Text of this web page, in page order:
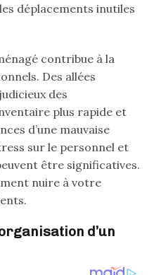
déplacements inutiles
contribue à la
Des allées
des
plus rapide et
d’une mauvaise
sur le personnel et
être significatives.
nuire à votre
d’un